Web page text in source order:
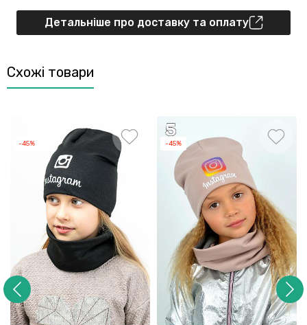
Детальніше про доставку та оплату
Схожі товари
-45% -45%